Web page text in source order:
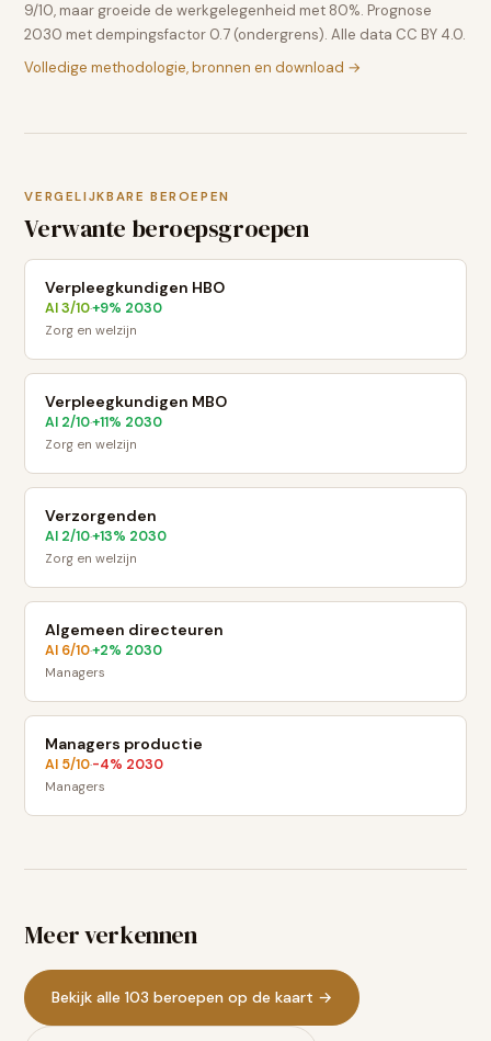
9/10, maar groeide de werkgelegenheid met 80%. Prognose
2030 met dempingsfactor 0.7 (ondergrens). Alle data CC BY 4.0.
Volledige methodologie, bronnen en download →
VERGELIJKBARE BEROEPEN
Verwante beroepsgroepen
Verpleegkundigen HBO
AI3/10·+9% 2030
Zorg en welzijn
Verpleegkundigen MBO
AI 2/10·+11% 2030
Zorg en welzijn
Verzorgenden
AI 2/10·+13% 2030
Zorg en welzijn
Algemeen directeuren
AI 6/10·+2% 2030
Managers
Managers productie
AI 5/10·-4% 2030
Managers
Meer verkennen
Bekijk alle 103 beroepen op de kaart →